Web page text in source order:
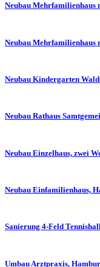
Neubau Mehrfamilienhaus
Neubau Mehrfamilienhaus
Neubau Kindergarten
Neubau Rathaus
Neubau Einzelhaus, zwei
Neubau Einfamilienhaus,
Sanierung 4-Feld
Umbau Arztpraxis,